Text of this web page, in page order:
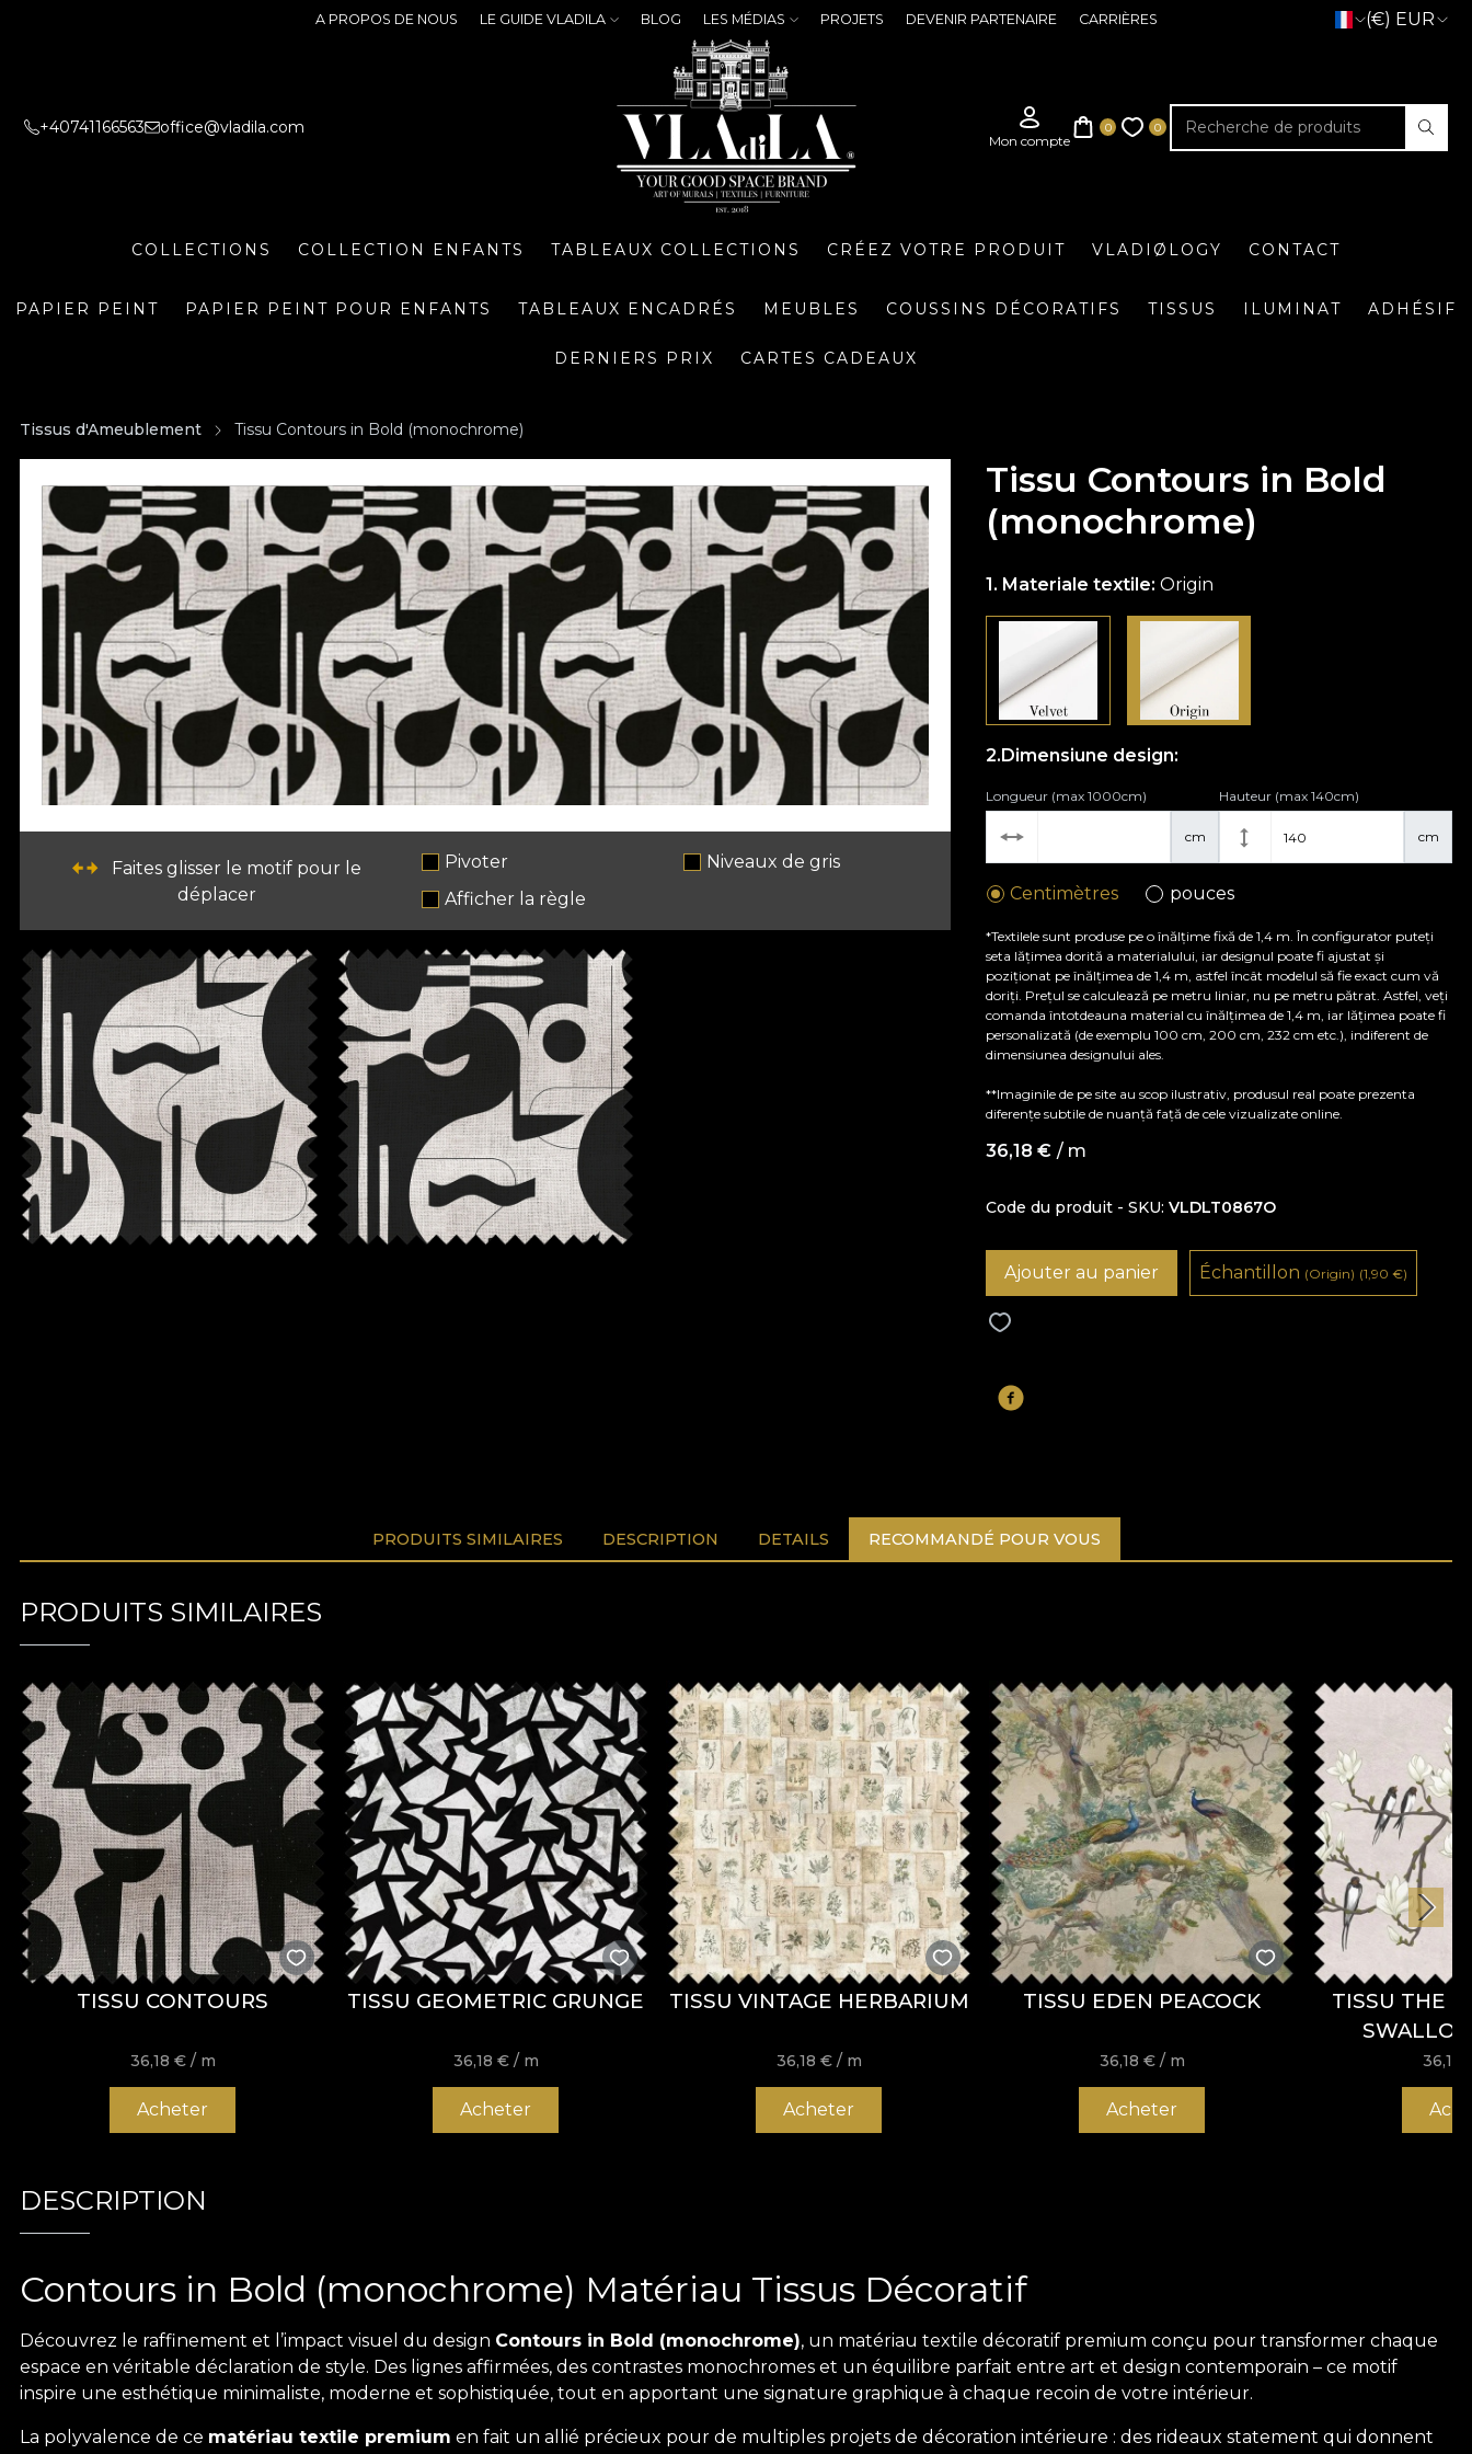
A PROPOS DE NOUS LE GUIDE VLADILA BLOG LES MÉDIAS PROJETS DEVENIR PARTENAIRE CARRIÈRES (€) EUR
+40741166563 office@vladila.com
COLLECTIONS COLLECTION ENFANTS TABLEAUX COLLECTIONS CRÉEZ VOTRE PRODUIT VLADIØLOGY CONTACT
PAPIER PEINT PAPIER PEINT POUR ENFANTS TABLEAUX ENCADRÉS MEUBLES COUSSINS DÉCORATIFS TISSUS ILUMINAT ADHÉSIF
DERNIERS PRIX CARTES CADEAUX
Tissus d'Ameublement Tissu Contours in Bold (monochrome)
Faites glisser le motif pour le
déplacer
Pivoter
Niveaux de gris
Afficher la règle
Tissu Contours in Bold
(monochrome)
Materiale textile:Origin
Dimensiune design:
cm
Longueur (max 1000cm)
cm
Hauteur (max 140cm)
Centimètres pouces
*Textilele sunt produse pe o înălțime fixă de 1,4 m. În configurator puteți
seta lățimea dorită a materialului, iar designul poate fi ajustat și
poziționat pe înălțimea de 1,4 m, astfel încât modelul să fie exact cum vă
doriți. Prețul se calculează pe metru liniar, nu pe metru pătrat. Astfel, veți
comanda întotdeauna material cu înălțimea de 1,4 m, iar lățimea poate fi
personalizată (de exemplu 100 cm, 200 cm, 232 cm etc.), indiferent de
dimensiunea designului ales.
**Imaginile de pe site au scop ilustrativ, produsul real poate prezenta
diferențe subtile de nuanță față de cele vizualizate online.
36,18€ / m
Code du produit - SKU VLDLT0867O
Ajouter au panier Échantillon (Origin) (1,90€)
PRODUITS SIMILAIRES DESCRIPTION DETAILS RECOMMANDÉ POUR VOUS
PRODUITS SIMILAIRES
TISSU CONTOURS
36,18 € / m
Acheter
TISSU GEOMETRIC GRUNGE
36,18 € / m
Acheter
TISSU VINTAGE HERBARIUM
36,18 € / m
Acheter
TISSU EDEN PEACOCK
36,18 € / m
Acheter
TISSU THE
36,18
DESCRIPTION
Contours in Bold (monochrome) Matériau Tissus Décoratif
Découvrez le raffinement et l’impact visuel du design Contours in Bold (monochrome), un matériau textile décoratif premium conçu pour transformer chaque
espace en véritable déclaration de style. Des lignes affirmées, des contrastes monochromes et un équilibre parfait entre art et design contemporain – ce motif
inspire une esthétique minimaliste, moderne et sophistiquée, tout en apportant une signature graphique à chaque recoin de votre intérieur.
La polyvalence de ce matériau textile premium en fait un allié précieux pour de multiples projets de décoration intérieure : des rideaux statement qui donnent